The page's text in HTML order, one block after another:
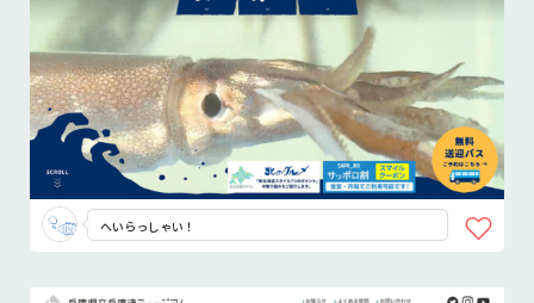
へいらっしゃい！